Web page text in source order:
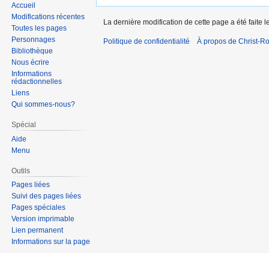
navigation
recherche
Accueil
Modifications récentes
Toutes les pages
Personnages
Bibliothèque
Nous écrire
Informations
rédactionnelles
Liens
Qui sommes-nous?
Spécial
Aide
Menu
Outils
Pages liées
Suivi des pages liées
Pages spéciales
Version imprimable
Lien permanent
Informations sur la page
La dernière modification de cette page a été faite
Politique de confidentialité À propos de Christ-